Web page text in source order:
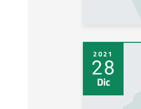
2021
28
Dic